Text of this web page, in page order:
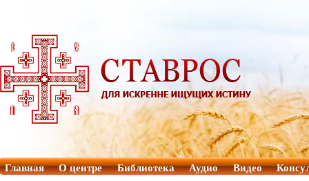
Главная О центре Библиотека Аудио Видео